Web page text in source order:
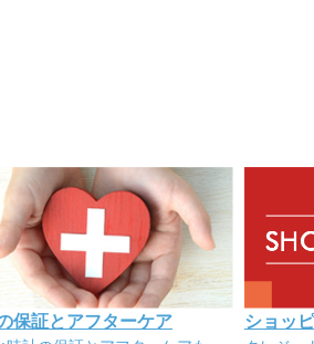
保証とアフターケア ショッ